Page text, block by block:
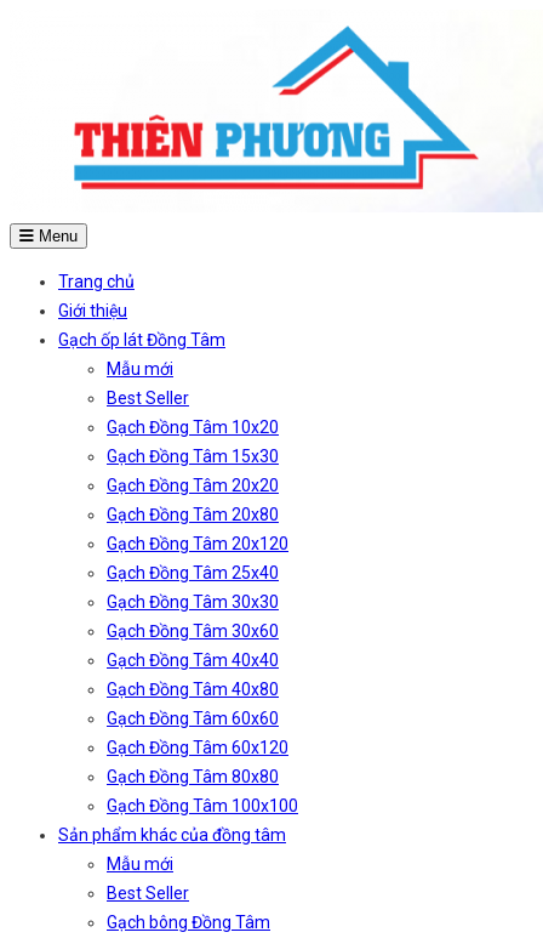
Menu
Trang chủ
Giới thiệu
Gạch ốp lát Đồng Tâm
Mẫu mới
Best Seller
Gạch Đồng Tâm 10x20
Gạch Đồng Tâm 15x30
Gạch Đồng Tâm 20x20
Gạch Đồng Tâm 20x80
Gạch Đồng Tâm 20x120
Gạch Đồng Tâm 25x40
Gạch Đồng Tâm 30x30
Gạch Đồng Tâm 30x60
Gạch Đồng Tâm 40x40
Gạch Đồng Tâm 40x80
Gạch Đồng Tâm 60x60
Gạch Đồng Tâm 60x120
Gạch Đồng Tâm 80x80
Gạch Đồng Tâm 100x100
Sản phẩm khác của đồng tâm
Mẫu mới
Best Seller
Gạch bông Đồng Tâm